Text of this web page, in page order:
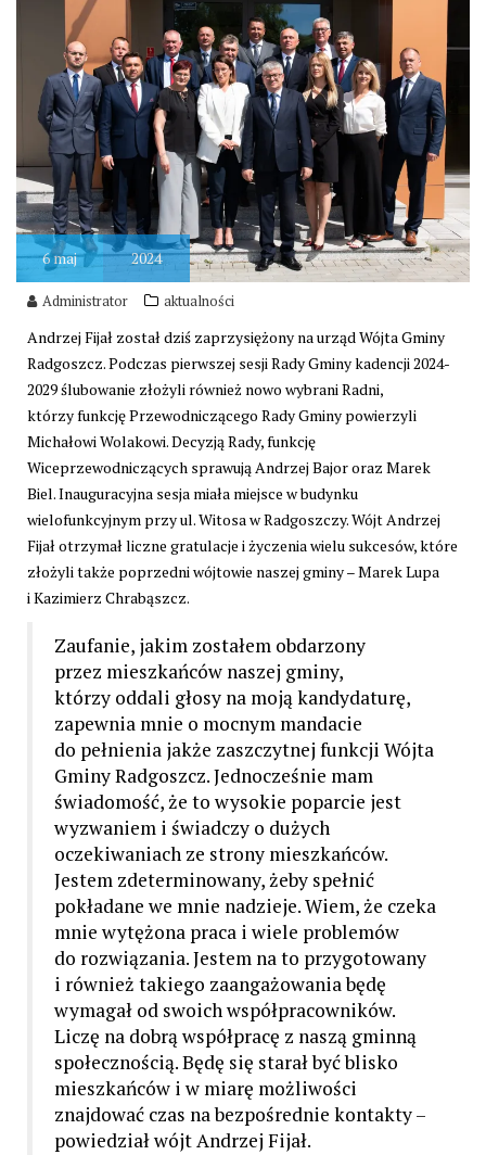
6maj 2024
Administrator aktualności
Andrzej Fijał został dziś zaprzysiężony na urząd Wójta Gminy
Radgoszcz. Podczas pierwszej sesji Rady Gminy kadencji 2024-
2029 ślubowanie złożyli również nowo wybrani Radni,
którzy funkcję Przewodniczącego Rady Gminy powierzyli
Michałowi Wolakowi. Decyzją Rady, funkcję
Wiceprzewodniczących sprawują Andrzej Bajor oraz Marek
Biel. Inauguracyjna sesja miała miejsce w budynku
wielofunkcyjnym przy ul. Witosa w Radgoszczy. Wójt Andrzej
Fijał otrzymał liczne gratulacje i życzenia wielu sukcesów, które
złożyli także poprzedni wójtowie naszej gminy – Marek Lupa
i Kazimierz Chrabąszcz.
Zaufanie, jakim zostałem obdarzony
przez mieszkańców naszej gminy,
którzy oddali głosy na moją kandydaturę,
zapewnia mnie o mocnym mandacie
do pełnienia jakże zaszczytnej funkcji Wójta
Gminy Radgoszcz. Jednocześnie mam
świadomość, że to wysokie poparcie jest
wyzwaniem i świadczy o dużych
oczekiwaniach ze strony mieszkańców.
Jestem zdeterminowany, żeby spełnić
pokładane we mnie nadzieje. Wiem, że czeka
mnie wytężona praca i wiele problemów
do rozwiązania. Jestem na to przygotowany
i również takiego zaangażowania będę
wymagał od swoich współpracowników.
Liczę na dobrą współpracę z naszą gminną
społecznością. Będę się starał być blisko
mieszkańców i w miarę możliwości
znajdować czas na bezpośrednie kontakty –
powiedział wójt Andrzej Fijał.